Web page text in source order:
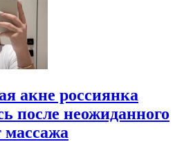
акне россиянка
после неожиданного
массажа